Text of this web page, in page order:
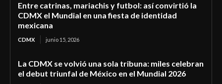
Entre catrinas, mariachis y futbol: así convirtió la
CDMX el Mundial en una fiesta de identidad
mexicana
CDMX junio 15, 2026
La CDMX se volvió una sola tribuna: miles celebran
el debut triunfal de México en el Mundial 2026